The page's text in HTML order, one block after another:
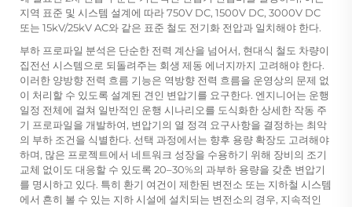
지역 표준 및 시스템 설계에 따라 750V DC, 1500V DC, 3000V DC
또는 15kV/25kV AC와 같은 표준 철도 전기화 전압과 일치해야 한다.
부하 프로파일 분석은 단순한 전력 계산을 넘어서, 현대식 철도 차량이
집전선 시스템으로 되돌려주는 회생 제동 에너지까지 고려해야 한다.
이러한 양방향 전력 흐름 기능은 역방향 전력 흐름을 운영상의 문제 없
이 처리할 수 있도록 설계된 견인 변압기를 요구한다. 엔지니어는 운행
일정 전체에 걸쳐 일반적인 운행 시나리오를 도식화한 상세한 작동 주
기 프로파일을 개발하여, 변압기의 열 정격 요구사항을 결정하는 최악
의 부하 조건을 식별한다. 선택 과정에서는 향후 용량 확장도 고려해야
하며, 많은 프로젝트에서 네트워크 성장을 수용하기 위해 장비의 조기
교체 없이도 대응할 수 있도록 20–30%의 과부하 용량을 갖춘 변압기
를 명시하고 있다. 특히 환기 여건이 제한된 변전소 또는 지하철 시스템
에서 흔히 볼 수 있는 지하 시설에 설치되는 변전소의 경우, 지속적인